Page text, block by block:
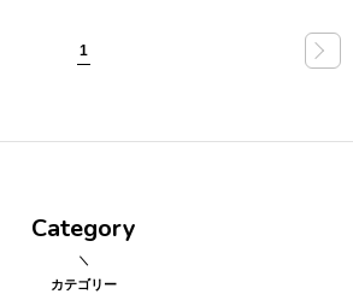
1 »
Category
カテゴリー